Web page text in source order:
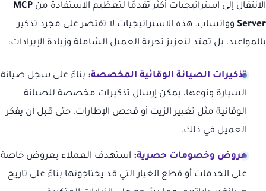
الانتقال إلى استراتيجيات أكثر تقدمًا لتعظيم الاستفادة من MCP
Server وواتساب. هذه الاستراتيجيات لا تقتصر على مجرد تذكير
بالمواعيد، بل تمتد لتعزيز تجربة العميل الشاملة وزيادة الإيرادات:
تذكيرات الصيانة الوقائية المخصصة: بناءً على سجل صيانة
السيارة ونوعها، يمكن إرسال تذكيرات مخصصة للصيانة
الوقائية مثل تغيير الزيت أو فحص الإطارات، حتى قبل أن يفكر
العميل في ذلك.
عروض وخصومات حصرية: استهدف العملاء بعروض خاصة
على الخدمات أو قطع الغيار التي قد يحتاجونها بناءً على تاريخ